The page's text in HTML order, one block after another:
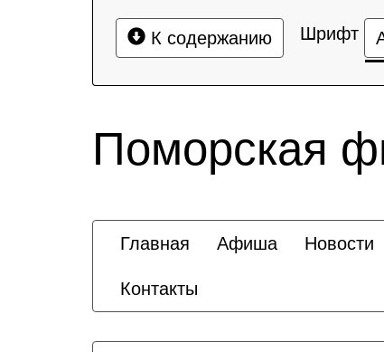
К содержанию Шрифт
Поморская
Главная Афиша Новости
Контакты